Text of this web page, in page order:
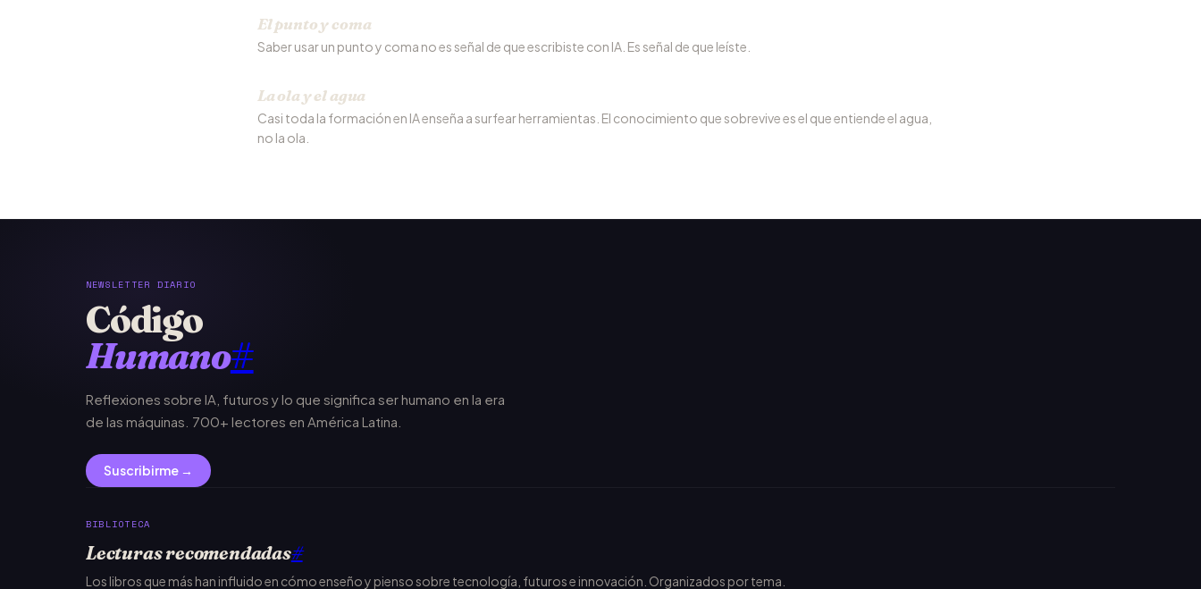
El punto y coma
Saber usar un punto y coma no es señal de que escribiste con IA. Es señal de que leíste.
La ola y el agua
Casi toda la formación en IA enseña a surfear herramientas. El conocimiento que sobrevive es el que entiende el agua,
no la ola.
NEWSLETTER DIARIO
Código
Humano#
Reflexiones sobre IA, futuros y lo que significa ser humano en la era
de las máquinas. 700+ lectores en América Latina.
Suscribirme →
BIBLIOTECA
Lecturas recomendadas#
Los libros que más han influido en cómo enseño y pienso sobre tecnología, futuros e innovación. Organizados por tema.